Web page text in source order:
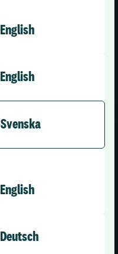
English
English
Svenska
English
Deutsch